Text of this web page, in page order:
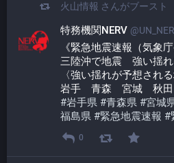
火山情報 さんがブースト
特務機関NERV
《緊急地震速報（気象庁
三陸沖で地震　強い揺
〈強い揺れが予想される
岩手　青森　宮城　秋
#岩手県 #青森県 #宮城
福島県 #緊急地震速報 #
0